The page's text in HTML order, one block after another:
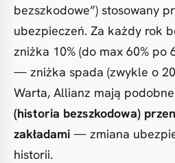
bezszkodowe”) stosowany
ubezpieczeń. Za każdy rok
zniżka 10% (do max 60% po
— zniżka spada (zwykle o
Warta, Allianz mają
(historia bezszkodowa)
zakładami — zmiana
historii.